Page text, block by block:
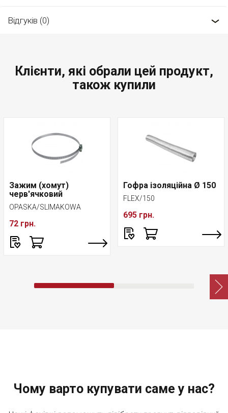
Відгуків (0)
Клієнти, які обрали цей продукт,
також купили
Зажим (хомут)
черв'ячковий
OPASKA/SLIMAKOWA
72 грн.
Гофра ізоляційна Ø 150
FLEX/150
695 грн.
Чому варто купувати саме у нас?